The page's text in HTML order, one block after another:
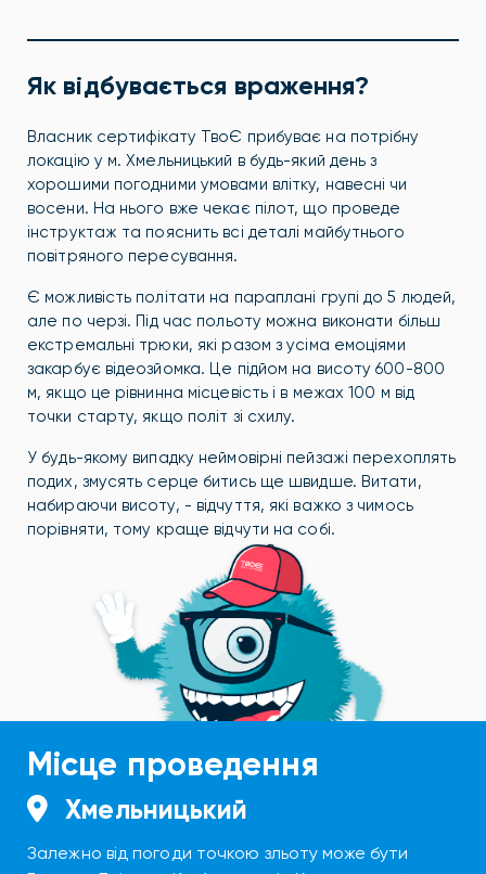
Як відбувається враження?
Власник сертифікату ТвоЄ прибуває на потрібну
локацію у м. Хмельницький в будь-який день з
хорошими погодними умовами влітку, навесні чи
восени. На нього вже чекає пілот, що проведе
інструктаж та пояснить всі деталі майбутнього
повітряного пересування.
Є можливість політати на параплані групі до 5 людей,
але по черзі. Під час польоту можна виконати більш
екстремальні трюки, які разом з усіма емоціями
закарбує відеозйомка. Це підйом на висоту 600-800
м, якщо це рівнинна місцевість і в межах 100 м від
точки старту, якщо політ зі схилу.
У будь-якому випадку неймовірні пейзажі перехоплять
подих, змусять серце битись ще швидше. Витати,
набираючи висоту, - відчуття, які важко з чимось
порівняти, тому краще відчути на собі.
Місце проведення
Хмельницький
Залежно від погоди точкою зльоту може бути